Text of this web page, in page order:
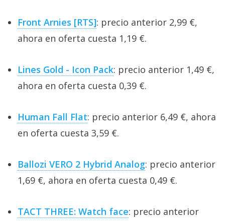
Front Arnies [RTS]: precio anterior 2,99 €,
ahora en oferta cuesta 1,19 €.
Lines Gold - Icon Pack: precio anterior 1,49 €,
ahora en oferta cuesta 0,39 €.
Human Fall Flat: precio anterior 6,49 €, ahora
en oferta cuesta 3,59 €.
Ballozi VERO 2 Hybrid Analog: precio anterior
1,69 €, ahora en oferta cuesta 0,49 €.
TACT THREE: Watch face: precio anterior